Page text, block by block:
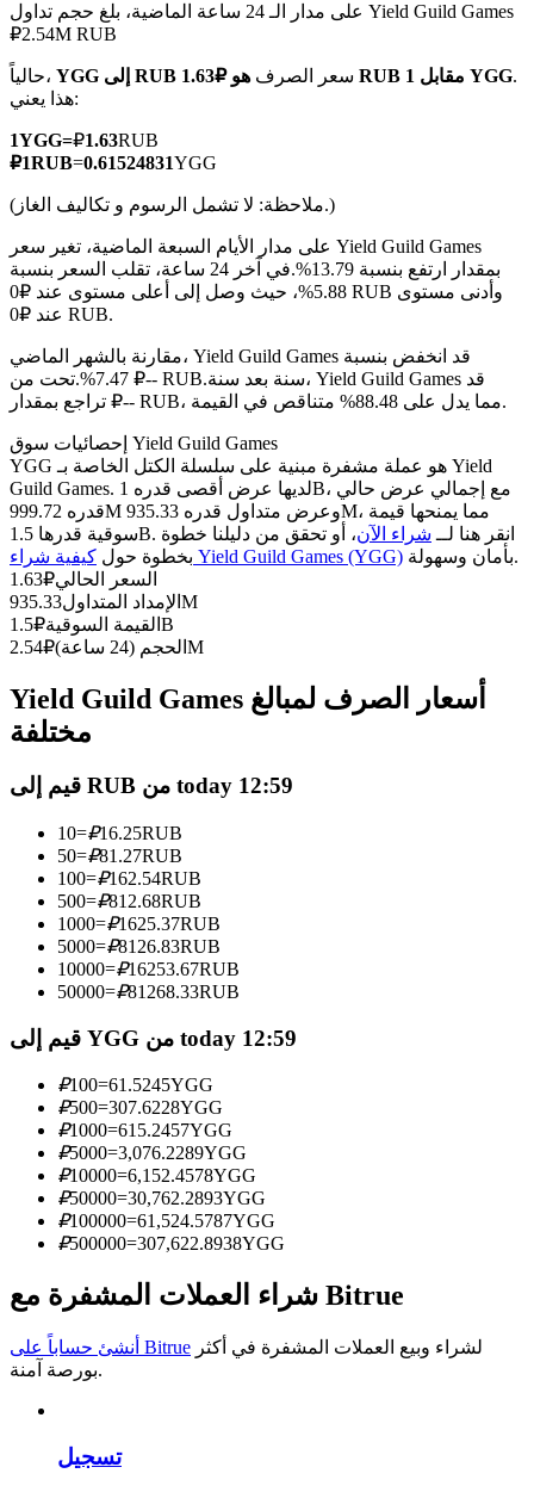
TradFi
مشتقات الأسهم والعملات الأجنبية والمعادن الثمينة والسلع
العقود الآجلة باستخدام USDC كضمان
نسخ التداول
انضم إلى أفضل المتداولين
كن متداول نسخ
استمتع بتقاسم الأرباح وعمولات نسخ التداول
معلومة
تحليل البيانات الضخمة بما في ذلك المعلومات التجارية، وما
إلى ذلك.
على مدار الـ 24 ساعة الماضية، بلغ حجم تداول Yield Guild Games
₽2.54M RUB
حالياً، YGG إلى RUB سعر الصرف هو ₽1.63 RUB مقابل 1 YGG.
هذا يعني:
1YGG=₽1.63RUB
₽1RUB=0.61524831YGG
(ملاحظة: لا تشمل الرسوم و تكاليف الغاز.)
على مدار الأيام السبعة الماضية، تغير سعر Yield Guild Games
بمقدار ارتفع بنسبة 13.79%.
في آخر 24 ساعة، تقلب السعر بنسبة
5.88%، حيث وصل إلى أعلى مستوى عند ₽0 RUB وأدنى مستوى
عند ₽0 RUB.
مقارنة بالشهر الماضي، Yield Guild Games قد انخفض بنسبة
7.47%.تحت من ₽-- RUB.سنة بعد سنة، Yield Guild Games قد
تراجع بمقدار ₽-- RUB، مما يدل على 88.48% متناقص في القيمة.
إحصائيات سوق Yield Guild Games
YGG هو عملة مشفرة مبنية على سلسلة الكتل الخاصة بـ Yield
Guild Games. لديها عرض أقصى قدره 1B، مع إجمالي عرض حالي
قدره 999.72M وعرض متداول قدره 935.33M، مما يمنحها قيمة
سوقية قدرها 1.5B. انقر هنا لــ شراء الآن، أو تحقق من دليلنا خطوة
بخطوة حول كيفية شراء Yield Guild Games (YGG)
بأمان وسهولة.
السعر الحالي₽
1.63
الإمداد المتداول 935.33M
القيمة السوقية₽
1.5B
الحجم (24 ساعة)
₽ 2.54M
Yield Guild Games أسعار الصرف لمبالغ
مختلفة
قيم إلى RUB من today 12:59
10=₽16.25RUB
50=₽81.27RUB
100=₽162.54RUB
500=₽812.68RUB
1000=₽1625.37RUB
5000=₽8126.83RUB
10000=₽16253.67RUB
50000=₽81268.33RUB
قيم إلى YGG من today 12:59
₽100=61.5245YGG
₽500=307.6228YGG
₽1000=615.2457YGG
₽5000=3,076.2289YGG
₽10000=6,152.4578YGG
₽50000=30,762.2893YGG
₽100000=61,524.5787YGG
₽500000=307,622.8938YGG
شراء العملات المشفرة مع Bitrue
أنشئ حساباً على Bitrue
بورصة آمنة.
تسجيل